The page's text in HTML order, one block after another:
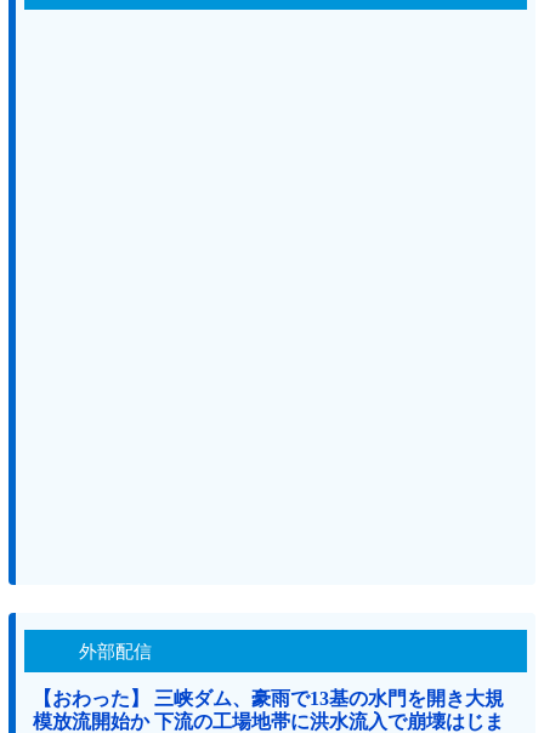
外部配信
【おわった】 三峡ダム、豪雨で13基の水門を開き大規
模放流開始か 下流の工場地帯に洪水流入で崩壊はじま